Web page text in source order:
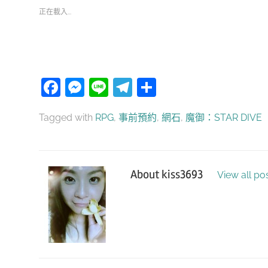
正在載入...
Facebook
Messenger
LineTelegram
分
Tagged with RPG, 事前預約, 網石, 魔御：STAR DIVE
About kiss3693 View all